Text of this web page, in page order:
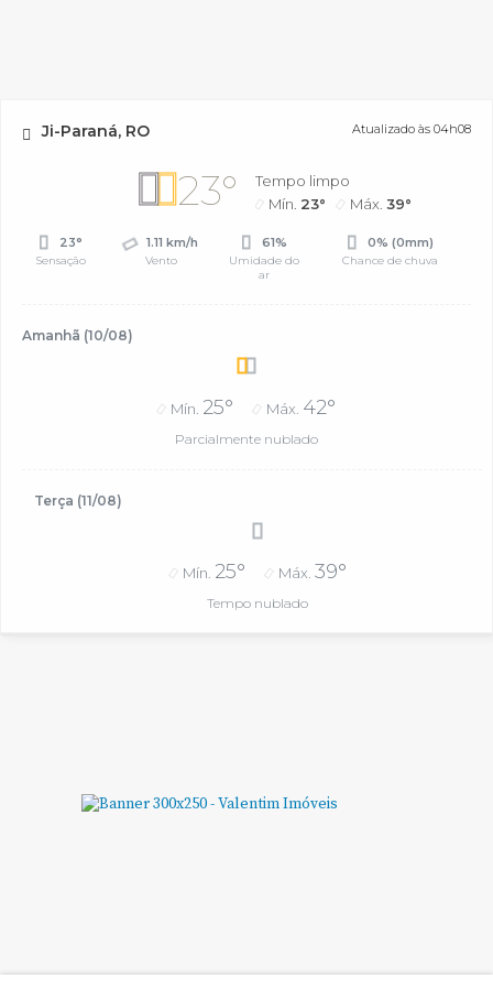
Ji-Paraná, RO Atualizado às 04h08
23°
Tempo limpo
Mín. 23° Máx.39°
23°
Sensação
1.11 km/h
Vento
61%
Umidade do
ar
0% (0mm)
Chance de chuva
Amanhã (10/08)
Mín. 25° Máx. 42°
Parcialmente nublado
Terça (11/08)
Mín. 25° Máx. 39°
Tempo nublado